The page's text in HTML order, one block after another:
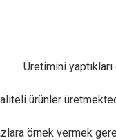
Üretimini
ürünler
örnek vermek